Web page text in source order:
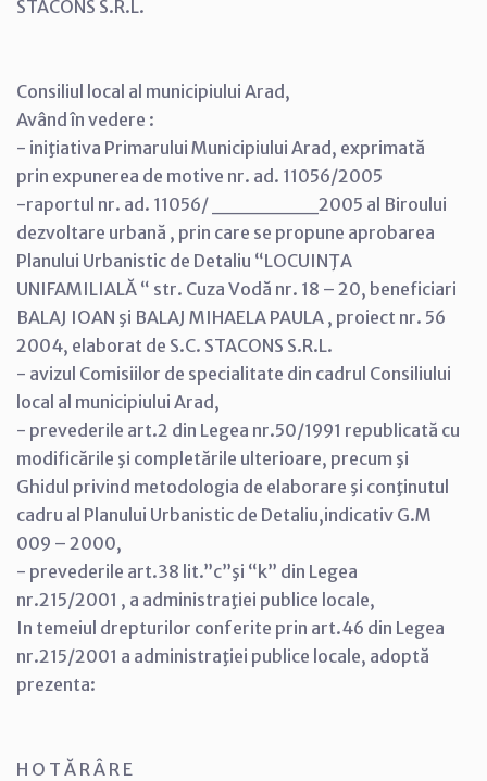
STACONS S.R.L.
Consiliul local al municipiului Arad,
Având în vedere :
- iniţiativa Primarului Municipiului Arad, exprimată
prin expunerea de motive nr. ad. 11056/2005
-raportul nr. ad. 11056/ _______2005 al Biroului
dezvoltare urbană , prin care se propune aprobarea
Planului Urbanistic de Detaliu “LOCUINŢA
UNIFAMILIALĂ “ str. Cuza Vodă nr. 18 – 20, beneficiari
BALAJ IOAN şi BALAJ MIHAELA PAULA , proiect nr. 56
2004, elaborat de S.C. STACONS S.R.L.
- avizul Comisiilor de specialitate din cadrul Consiliului
local al municipiului Arad,
- prevederile art.2 din Legea nr.50/1991 republicată cu
modificările şi completările ulterioare, precum şi
Ghidul privind metodologia de elaborare şi conţinutul
cadru al Planului Urbanistic de Detaliu,indicativ G.M
009 – 2000,
- prevederile art.38 lit.”c”şi “k” din Legea
nr.215/2001 , a administraţiei publice locale,
In temeiul drepturilor conferite prin art.46 din Legea
nr.215/2001 a administraţiei publice locale, adoptă
prezenta:
H O T Ă R Â R E